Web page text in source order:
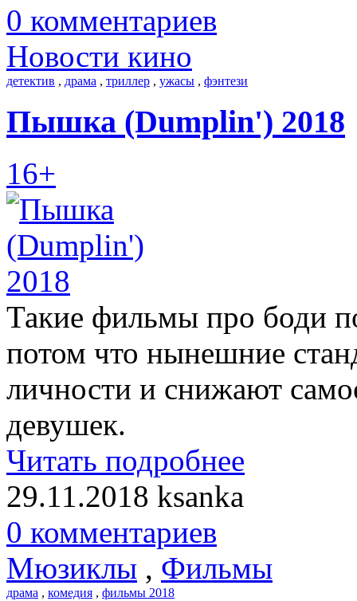
0 комментариев
Новости кино
детектив , драма , триллер , ужасы , фэнтези
Пышка (Dumplin') 2018
16+
Такие фильмы про боди
потом что нынешние
личности и снижают
девушек.
Читать подробнее
29.11.2018 ksanka
0 комментариев
Мюзиклы , Фильмы
драма , комедия , фильмы 2018